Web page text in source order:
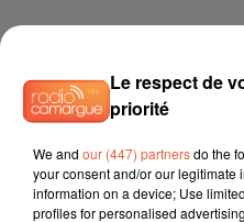
À LA UNE
6 août 2026
Arles : après
abrivado à
Le respect de
priorité
We and our (447) partnersdo the
your consent and/or our legitimate
information on a device; Use
profiles for personalised